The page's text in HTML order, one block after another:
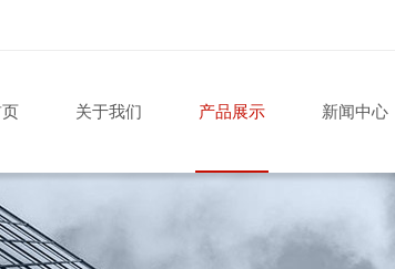
关于我们 产品展示 新闻中心